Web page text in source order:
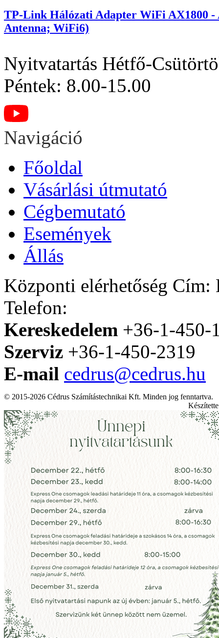
TP-Link Hálózati Adapter WiFi AX1800 -
Antenna; WiFi6)
Nyitvatartás Hétfő-
Péntek: 8.00-15.00
Navigáció
Főoldal
Vásárlási útmutató
Cégbemutató
Események
Állás
Központi elérhetőség Cím:
Telefon:
Kereskedelem +36-1-450-
Szerviz +36-1-450-2319
E-mail cedrus@cedrus.hu
© 2015-2026 Cédrus Számítástechnikai Kft. Minden jog fenntartva.